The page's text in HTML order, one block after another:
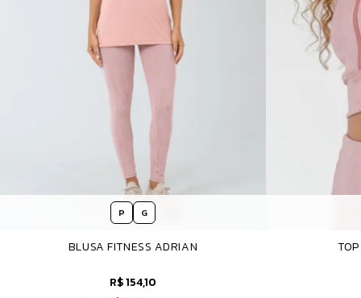
P G
BLUSA FITNESS ADRIAN
R$ 154,10